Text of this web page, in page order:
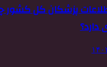
پزشکان کل
دارد؟
۱۹